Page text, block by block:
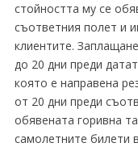
стойността му се
съответния полет и
клиентите.
до 20 дни преди
която е направена
от 20 дни преди
обявената горивна
самолетните билети